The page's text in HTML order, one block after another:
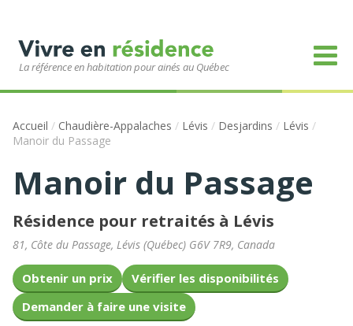
La référence en habitation pour ainés au Québec
Accueil / Chaudière-Appalaches / Lévis / Desjardins / Lévis /
Manoir du Passage
Manoir du Passage
Résidence pour retraités à Lévis
81, Côte du Passage, Lévis (Québec) G6V 7R9, Canada
Obtenir un prix
Vérifier les disponibilités
Demander à faire une visite